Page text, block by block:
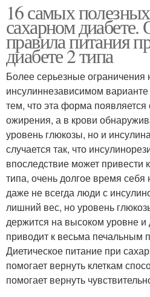
Питание при диабете
Блюда при сахарном
диабете
Рацион при сахарном
диабете
Меню при сахарном
диабете
16 самых
сахарном
правила питания
диабете 2 типа
Более серьезные
инсулиннезависимом
тем, что эта форма
ожирения, а в крови
уровень глюкозы, но и
случается так, что
впоследствие может привести
типа, очень долгое время себя
даже не всегда люди с
лишний вес, но уровень
держится на высоком уровне и
приводит к весьма печальным
Диетическое питание при
помогает вернуть клеткам
помогает вернуть